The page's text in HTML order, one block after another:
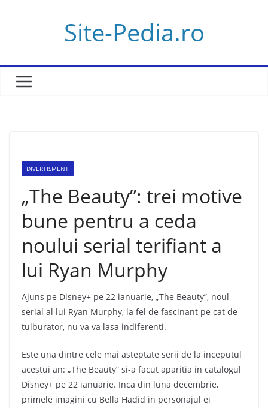
Site-Pedia.ro
DIVERTISMENT
„The Beauty”: trei motive
bune pentru a ceda
noului serial terifiant a
lui Ryan Murphy
Ajuns pe Disney+ pe 22 ianuarie, „The Beauty”, noul
serial al lui Ryan Murphy, la fel de fascinant pe cat de
tulburator, nu va va lasa indiferenti.
Este una dintre cele mai asteptate serii de la inceputul
acestui an: „The Beauty” si-a facut aparitia in catalogul
Disney+ pe 22 ianuarie. Inca din luna decembrie,
primele imagini cu Bella Hadid in personajul ei